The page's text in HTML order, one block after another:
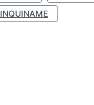
INQUINAME